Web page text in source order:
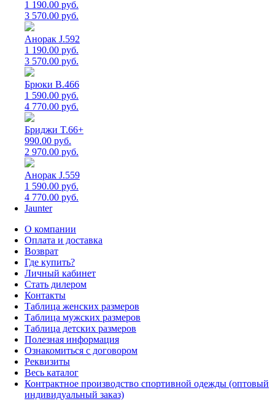
1 190.00 руб.
3 570.00 руб.
Анорак J.592
1 190.00 руб.
3 570.00 руб.
Брюки B.466
1 590.00 руб.
4 770.00 руб.
Бриджи T.66+
990.00 руб.
2 970.00 руб.
Анорак J.559
1 590.00 руб.
4 770.00 руб.
Jaunter
О компании
Оплата и доставка
Возврат
Где купить?
Личный кабинет
Стать дилером
Контакты
Таблица женских размеров
Таблица мужских размеров
Таблица детских размеров
Полезная информация
Ознакомиться с договором
Реквизиты
Весь каталог
Контрактное производство спортивной одежды (оптовый
индивидуальный заказ)